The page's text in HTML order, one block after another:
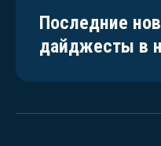
Последние
дайджесты в